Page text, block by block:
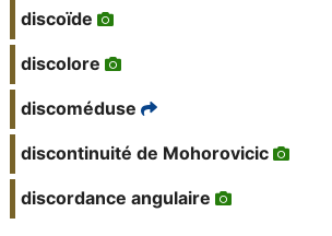
discoïde
discolore
discoméduse
discontinuité de Mohorovicic
discordance angulaire